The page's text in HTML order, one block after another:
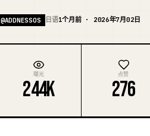
@ADDNESSOS 日语1个月前 · 2026年7月02日
曝光
244K
点赞
276